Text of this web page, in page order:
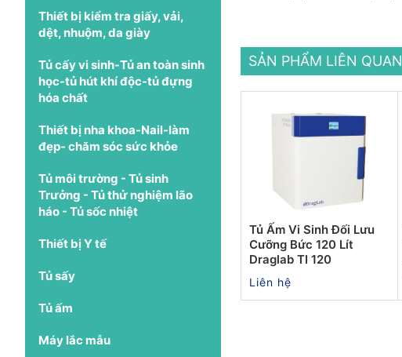
Thiết bị kiểm tra giấy, vải,
dệt, nhuộm, da giày
Tủ cấy vi sinh-Tủ an toàn sinh
học-tủ hút khí độc-tủ đựng
hóa chất
Thiết bị nha khoa-Nail-làm
đẹp- chăm sóc sức khỏe
Tủ môi trường - Tủ sinh
Trưởng - Tủ thử nghiệm lão
háo - Tủ sốc nhiệt
Thiết bị Y tế
Tủ sấy
Tủ ấm
Máy lắc mẫu
SẢN PHẨM LIÊN QUAN
Tủ Ấm Vi Sinh Đối Lưu
Cưỡng Bức 120 Lít
Draglab TI 120
Liên hệ